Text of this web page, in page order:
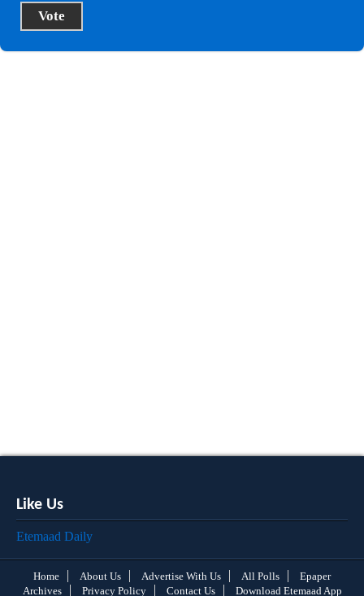
Like Us
Etemaad Daily
Home About Us Advertise With Us All Polls
Epaper
Archives
Privacy Policy Contact Us Download Etemaad App